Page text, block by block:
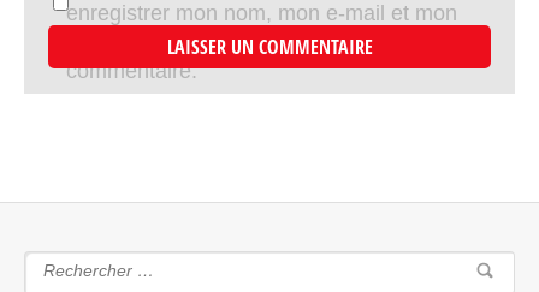
enregistrer mon nom, mon e-mail et mon
site dans le navigateur pour mon prochain
commentaire.